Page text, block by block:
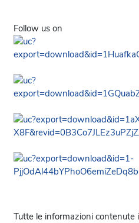
Follow us on
Tutte le informazioni contenute